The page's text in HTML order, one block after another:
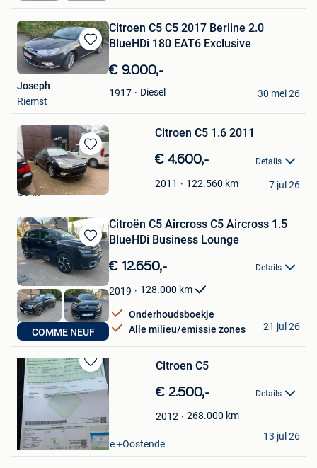
Bewaren
in
Mijn
Favorieten
Citroen C5 C5 2017 Berline 2.0
BlueHDi 180 EAT6 Exclusive
€ 9.000,-
1917 Diesel
Joseph
Riemst
30 mei 26
Bewaren
in
Mijn
Favorieten
Citroen C5 1.6 2011
€ 4.600,- Details
2011 122.560 km
Mpower58
Genk
7 jul 26
Bewaren
in
Mijn
Favorieten
COMME NEUF
Citroën C5 Aircross C5 Aircross 1.5
BlueHDi Business Lounge
€ 12.650,- Details
2019 128.000 km
Onderhoudsboekje
Alle milieu/emissie zones
Nico
Dilbeek
21 jul 26
Bewaren
in
Mijn
Favorieten
Citroen C5
€ 2.500,- Details
2012 268.000 km
joanna
Oostende Zandvoorde +Oostende
13 jul 26